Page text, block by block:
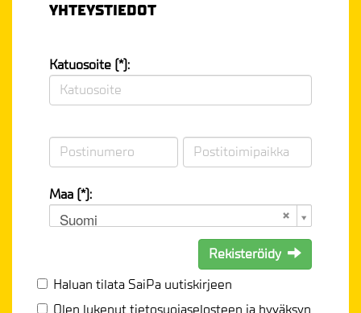
YHTEYSTIEDOT
Katuosoite (*):
Maa (*):
Suomi
Rekisteröidy
Haluan tilata SaiPa uutiskirjeen
Olen lukenuttietosuojaselosteen ja hyväksyn